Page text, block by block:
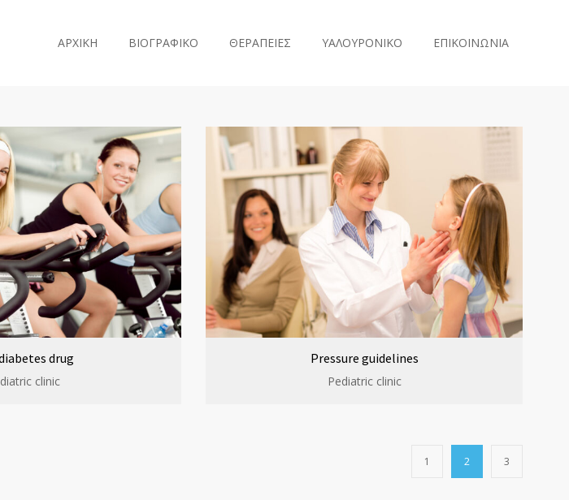
ΑΡΧΙΚΗ ΒΙΟΓΡΑΦΙΚΟ ΘΕΡΑΠΕΙΕΣ ΥΑΛΟΥΡΟΝΙΚΟ ΕΠΙΚΟΙΝΩΝΙΑ
drug
clinic
Pressure guidelines
Pediatric clinic
1 2 3